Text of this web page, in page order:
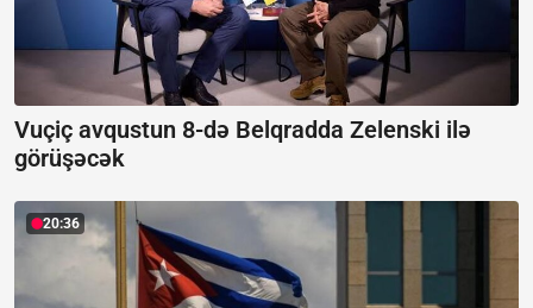
Vuçiç avqustun 8-də Belqradda Zelenski ilə
görüşəcək
20:36